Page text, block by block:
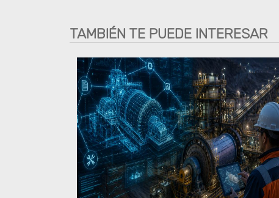
TAMBIÉN TE PUEDE INTERESAR